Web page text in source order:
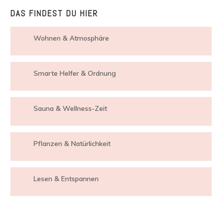
DAS FINDEST DU HIER
Wohnen & Atmosphäre
Smarte Helfer & Ordnung
Sauna & Wellness-Zeit
Pflanzen & Natürlichkeit
Lesen & Entspannen